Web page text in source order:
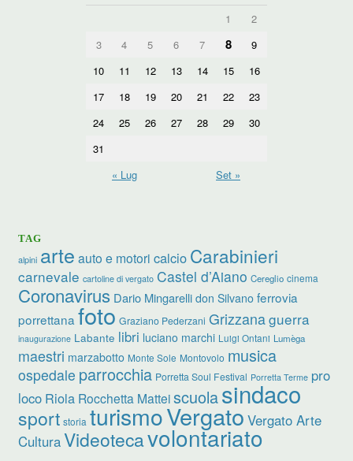
1
2
3
4 5 6 7 8
9
10
11 12 13 14 15
16
17
18 19 20 21 22
23
24
25 26 27 28 29
30
31
« Lug
Set »
TAG
alpini arte auto e motori calcio Carabinieri
carnevale cartoline di vergato Castel d’Aiano Cereglio cinema
Coronavirus Dario Mingarelli don Silvano ferrovia
porrettana foto Graziano Pederzani Grizzanaguerra
inaugurazione Labante libri luciano marchi Luigi Ontani Lumèga
maestri marzabotto Monte Sole Montovolo musica
ospedale parrocchia Porretta Soul Festival Porretta Terme pro
loco Riola Rocchetta Matteiscuolasindaco
sport storia turismoVergato Vergato Arte
CulturaVideotecavolontariato